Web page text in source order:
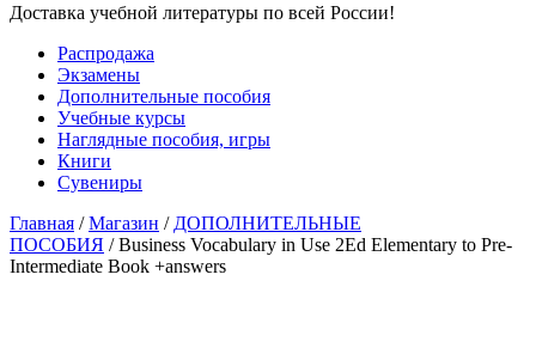
Доставка учебной литературы по всей России!
Распродажа
Экзамены
Дополнительные пособия
Учебные курсы
Наглядные пособия, игры
Книги
Сувениры
Главная /Магазин / ДОПОЛНИТЕЛЬНЫЕ
ПОСОБИЯ / Business Vocabulary in Use 2Ed Elementary to Pre-
Intermediate Book +answers